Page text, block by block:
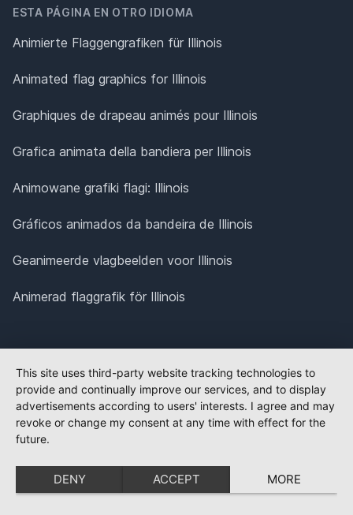
ESTA PÁGINA EN OTRO IDIOMA
Animierte Flaggengrafiken für Illinois
Animated flag graphics for Illinois
Graphiques de drapeau animés pour Illinois
Grafica animata della bandiera per Illinois
Animowane grafiki flagi: Illinois
Gráficos animados da bandeira de Illinois
Geanimeerde vlagbeelden voor Illinois
Animerad flaggrafik för Illinois
This site uses third-party website tracking technologies to
provide and continually improve our services, and to display
advertisements according to users' interests. I agree and may
revoke or change my consent at any time with effect for the
future.
DENY ACCEPT MORE